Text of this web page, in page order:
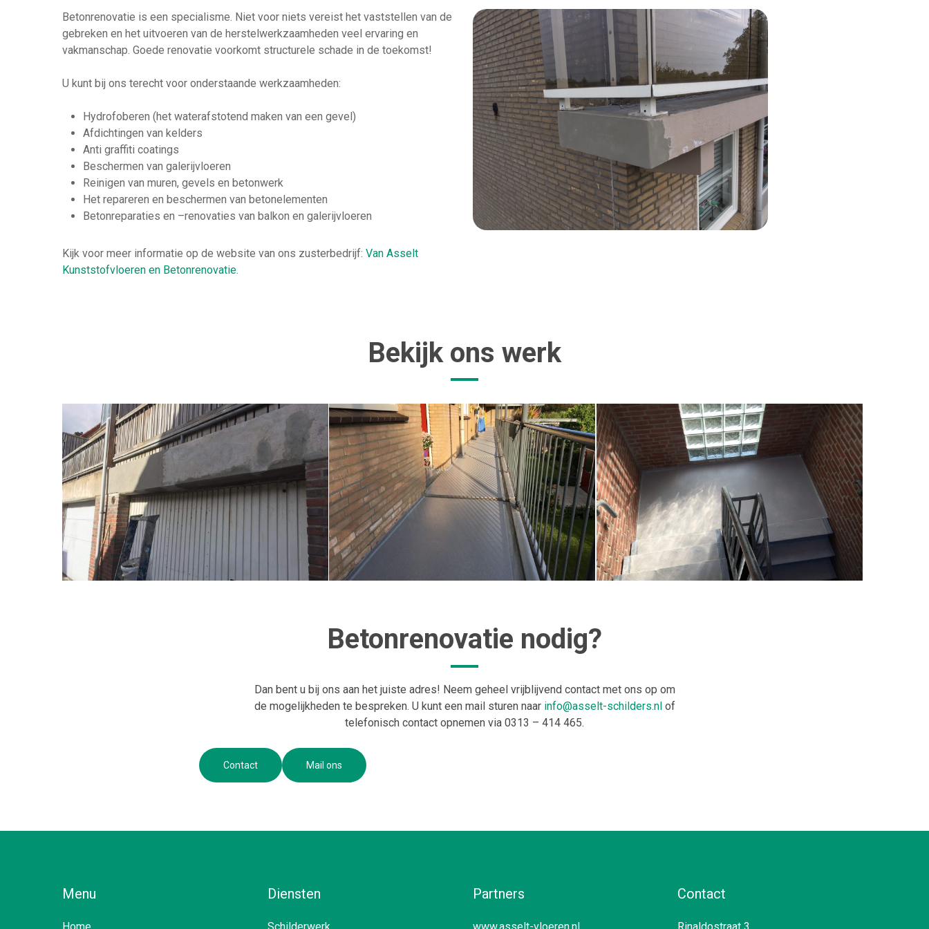
Betonrenovatie is een specialisme. Niet voor niets vereist het vaststellen van de
gebreken en het uitvoeren van de herstelwerkzaamheden veel ervaring en
vakmanschap. Goede renovatie voorkomt structurele schade in de toekomst!
U kunt bij ons terecht voor onderstaande werkzaamheden:
Hydrofoberen (het waterafstotend maken van een gevel)
Afdichtingen van kelders
Anti graffiti coatings
Beschermen van galerijvloeren
Reinigen van muren, gevels en betonwerk
Het repareren en beschermen van betonelementen
Betonreparaties en –renovaties van balkon en galerijvloeren
Kijk voor meer informatie op de website van ons zusterbedrijf:Van Asselt
Kunststofvloeren en Betonrenovatie
Bekijk ons werk
20190304
IMG_0533 IMG_0744
Betonrenovatie nodig?
Dan bent u bij ons aan het juiste adres! Neem geheel vrijblijvend contact met ons op om
de mogelijkheden te bespreken. U kunt een mail sturen naar info@asselt-schilders.nlof
telefonisch contact opnemen via 0313 – 414 465.
Contact Mail ons
Menu Diensten Partners Contact